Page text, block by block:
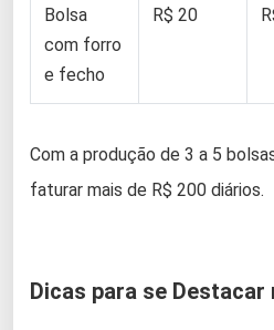
Bolsa
com forro
e fecho
R$ 20
Com a produção de 3 a 5
faturar mais de R$ 200 diários.
Dicas para se Destacar